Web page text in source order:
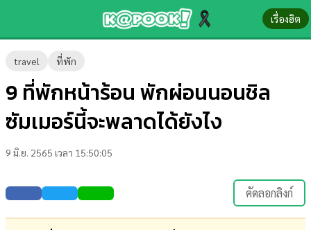
เรื่องฮิต
travel ที่พัก
9 ที่พักหน้าร้อน พักผ่อนนอนชิล
ซัมเมอร์นี้จะพลาดได้ยังไง
9 มิ.ย. 2565 เวลา 15:50:05
คัดลอกลิงก์
ข่าว-
ความ
รู้
บันเทิง
ตรวจ